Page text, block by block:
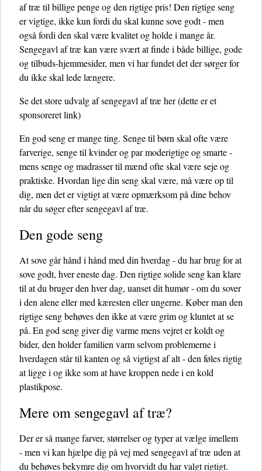
af træ til billige penge og den rigtige pris! Den rigtige seng
er vigtige, ikke kun fordi du skal kunne sove godt - men
også fordi den skal være kvalitet og holde i mange år.
Sengegavl af træ kan være svært at finde i både billige, gode
og tilbuds-hjemmesider, men vi har fundet det der sørger for
du ikke skal lede længere.
Se det store udvalg af sengegavl af træ her(dette er et
sponsoreret link)
En god seng er mange ting. Senge til børn skal ofte være
farverige, senge til kvinder og par moderigtige og smarte -
mens senge og madrasser til mænd ofte skal være seje og
praktiske. Hvordan lige din seng skal være, må være op til
dig, men det er vigtigt at være opmærksom på dine behov
når du søger efter sengegavl af træ.
Den gode seng
At sove går hånd i hånd med din hverdag - du har brug for at
sove godt, hver eneste dag. Den rigtige solide seng kan klare
til at du bruger den hver dag, uanset dit humør - om du sover
i den alene eller med kæresten eller ungerne. Køber man den
rigtige seng behøves den ikke at være grim og kluntet at se
på. En god seng giver dig varme mens vejret er koldt og
bider, den holder familien varm selvom problemerne i
hverdagen står til kanten og så vigtigst af alt - den føles rigtig
at ligge i og ikke som at have kroppen nede i en kold
plastikpose.
Mere om sengegavl af træ?
Der er så mange farver, størrelser og typer at vælge imellem
- men vi kan hjælpe dig på vej med sengegavl af træ uden at
du behøves bekymre dig om hvorvidt du har valgt rigtigt.